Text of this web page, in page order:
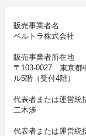
販売事業者名
ベルトラ株式会社
販売事業者所在地
〒103-0027 東京都
ル5階（受付4階）
代表者または運営統
二木渉
代表者または運営統